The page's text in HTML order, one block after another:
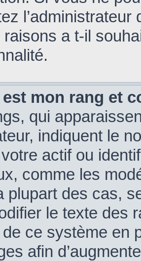
raisons a t-il
est mon rang et
qui
indiquent le
actif ou
comme les
plupart des cas,
le texte des
ce système en
afin